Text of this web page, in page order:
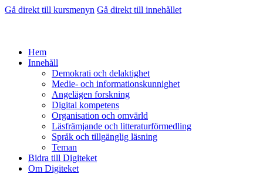
Gå direkt till kursmenyn Gå direkt till innehållet
Hem
Innehåll
Demokrati och delaktighet
Medie- och informationskunnighet
Angelägen forskning
Digital kompetens
Organisation och omvärld
Läsfrämjande och litteraturförmedling
Språk och tillgänglig läsning
Teman
Bidra till Digiteket
Om Digiteket